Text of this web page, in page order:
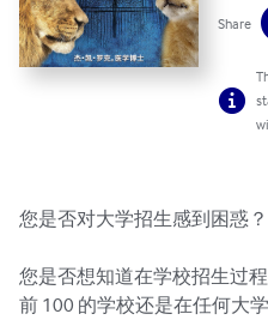
Share
您是否对大学招生感到困惑？
您是否想知道在学校招生过
前 100 的学校还是在任何大